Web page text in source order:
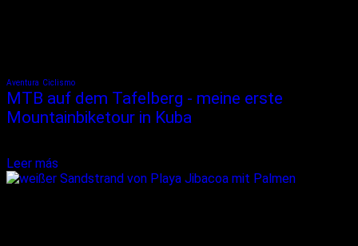
Aventura Ciclismo
MTB auf dem Tafelberg - meine erste
Mountainbiketour in Kuba
Leer más